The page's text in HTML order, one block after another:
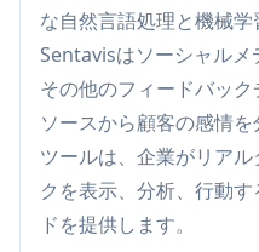
な自然言語処理と機械学
Sentavisはソーシャルメ
その他のフィードバッ
ソースから顧客の感情
ツールは、企業がリア
クを表示、分析、行動
ドを提供します。